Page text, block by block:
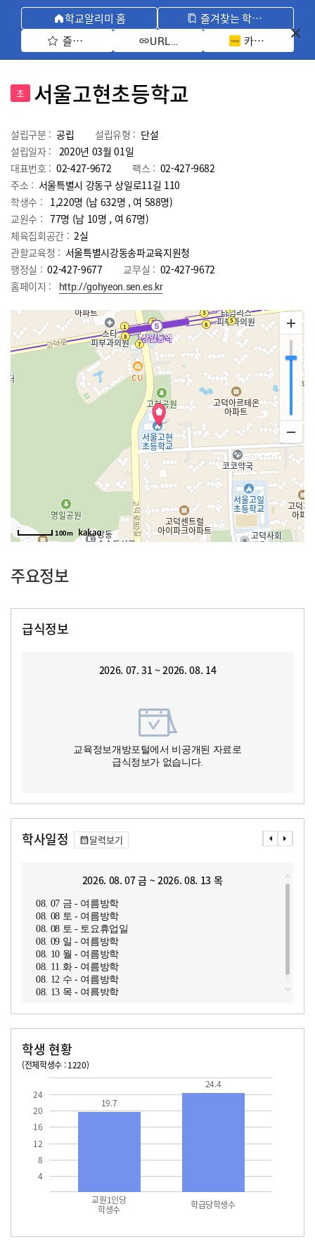
학교알리미 홈
즐겨찾는 학교 모아보기
즐겨찾기 선택
URL 복사 카카오톡 공유
초 서울고현초등학교
설립구분 : 공립 설립유형 : 단설
설립일자 : 2020년 03월 01일
대표번호 : 02-427-9672 팩스 : 02-427-9682
주소 : 서울특별시 강동구 상일로11길 110
학생수 : 1,220명 (남 632명 , 여 588명)
교원수 : 77명 (남 10명 , 여 67명)
체육집회공간 : 2실
관할교육청 : 서울특별시강동송파교육지원청
행정실 : 02-427-9677 교무실 : 02-427-9672
홈페이지 :
http://gohyeon.sen.es.kr
100m
주요정보
급식정보
2026. 07. 31 ~ 2026. 08. 14
교육정보개방포털에서 비공개된 자료로
급식정보가 없습니다.
학사일정 달력보기
2026. 08. 07 금 ~ 2026. 08. 13 목
08. 07 금 - 여름방학
08. 08 토 - 여름방학
08. 08 토 - 토요휴업일
08. 09 일 - 여름방학
08. 10 월 - 여름방학
08. 11 화 - 여름방학
08. 12 수 - 여름방학
08. 13 목 - 여름방학
학생 현황
(전체학생수 : 1220)
4
8
12
16
20
24
교원1인당
학생수 학급당학생수
19.7
24.4